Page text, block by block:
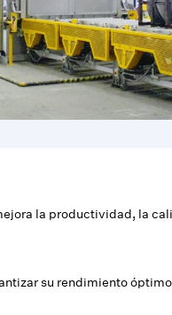
la productividad, la
su rendimiento